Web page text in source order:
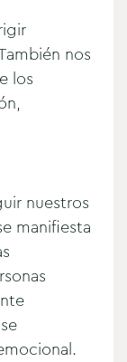
nos
los
nuestros
manifiesta